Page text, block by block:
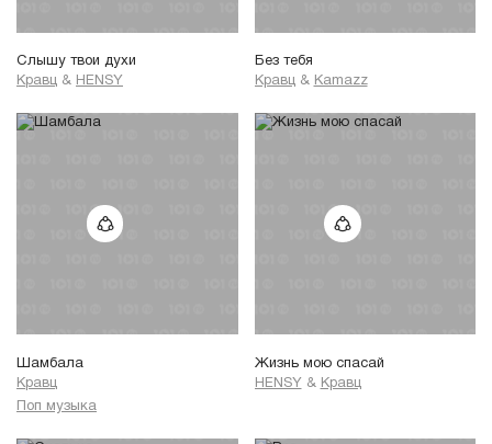
Слышу твои духи
Кравц & HENSY
Без тебя
Кравц & Kamazz
Шамбала
Кравц
Поп музыка
Жизнь мою спасай
HENSY & Кравц